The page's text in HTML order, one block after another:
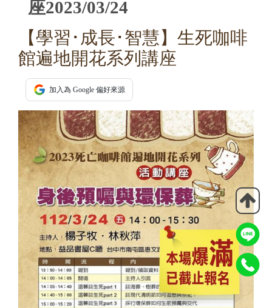
座2023/03/24
【學習･成長･智慧】生死咖啡
館遍地開花系列講座
加入為 Google 偏好來源